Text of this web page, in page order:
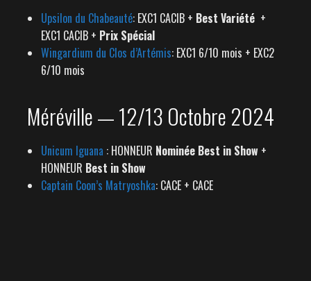
Upsilon du Chabeauté: EXC1 CACIB + Best Variété +
EXC1 CACIB + Prix Spécial
Wingardium du Clos d’Artémis: EXC1 6/10 mois + EXC2
6/10 mois
Méréville — 12/13 Octobre 2024
Unicum Iguana : HONNEUR Nominée Best in Show +
HONNEUR Best in Show
Captain Coon’s Matryoshka: CACE + CACE